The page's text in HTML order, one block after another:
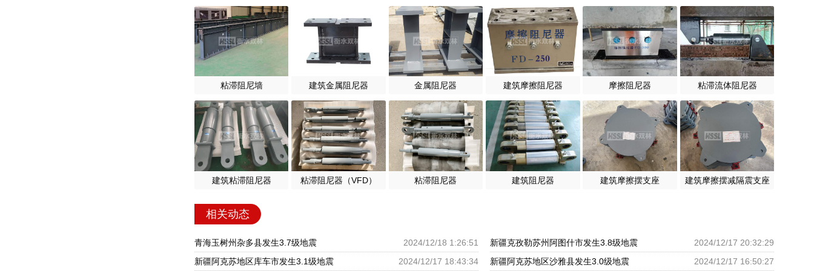
粘滞阻尼墙 建筑金属阻尼器 金属阻尼器 建筑摩擦阻尼器 摩擦阻尼器 粘滞流体阻尼器
建筑粘滞阻尼器 粘滞阻尼器（VFD） 粘滞阻尼器 建筑阻尼器 建筑摩擦摆支座 建筑摩擦摆减隔震支座
相关动态
青海玉树州杂多县发生3.7级地震 2024/12/18 1:26:51 新疆克孜勒苏州阿图什市发生3.8级地震
2024/12/17 20:32:29
新疆阿克苏地区库车市发生3.1级地震
2024/12/17 18:43:34 新疆阿克苏地区沙雅县发生3.0级地震 2024/12/17 16:50:27